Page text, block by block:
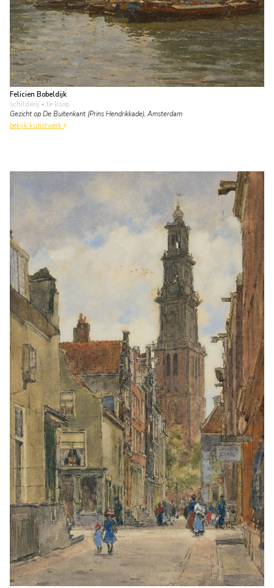
Felicien Bobeldijk
schilderij • te koop
Gezicht op De Buitenkant (Prins Hendrikkade), Amsterdam
bekijk kunstwerk